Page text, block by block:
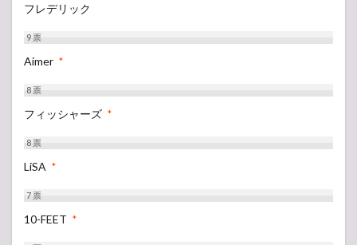
フレデリック
9票
Aimer *
8票
フィッシャーズ *
8票
LiSA *
7票
10-FEET *